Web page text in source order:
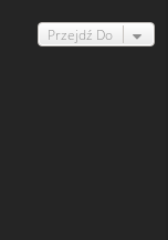
Przejdź Do